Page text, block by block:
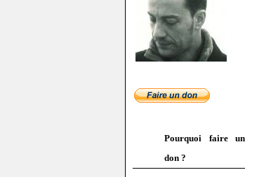
Pourquoi faire un
don ?